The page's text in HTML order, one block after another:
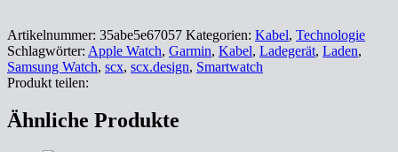
Artikelnummer: 35abe5e67057 Kategorien: Kabel, Technologie
Schlagwörter: Apple Watch, Garmin, Kabel, Ladegerät, Laden,
Samsung Watch, scx, scx.design, Smartwatch
Produkt teilen:
Ähnliche Produkte